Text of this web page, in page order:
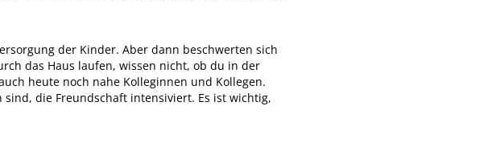
der Kinder. Aber dann beschwerten sich
das Haus laufen, wissen nicht, ob du in der
heute noch nahe Kolleginnen und Kollegen.
die Freundschaft intensiviert. Es ist wichtig,